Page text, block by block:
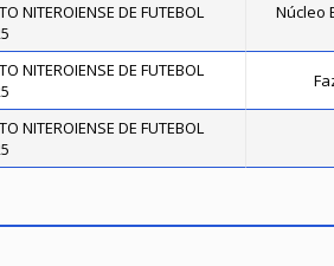
NITEROIENSE DE FUTEBOL
Núcleo
NITEROIENSE DE FUTEBOL
NITEROIENSE DE FUTEBOL